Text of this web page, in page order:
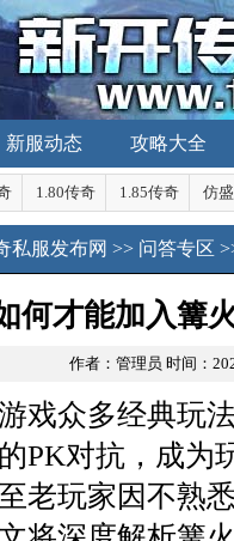
新服动态 攻略大全
1.80传奇 1.85传奇 仿
私服发布网 >> 问答专区
何才能加入篝
作者：管理员 时间：
戏众多经典玩
PK对抗，成为
老玩家因不熟